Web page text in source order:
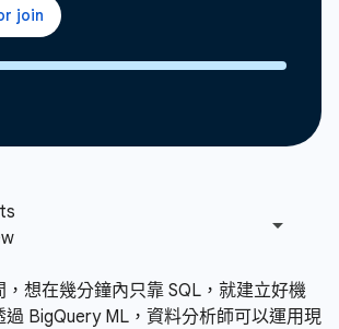
想在幾分鐘內只靠 SQL，就建立好機
BigQuery ML，資料分析師可以運用現